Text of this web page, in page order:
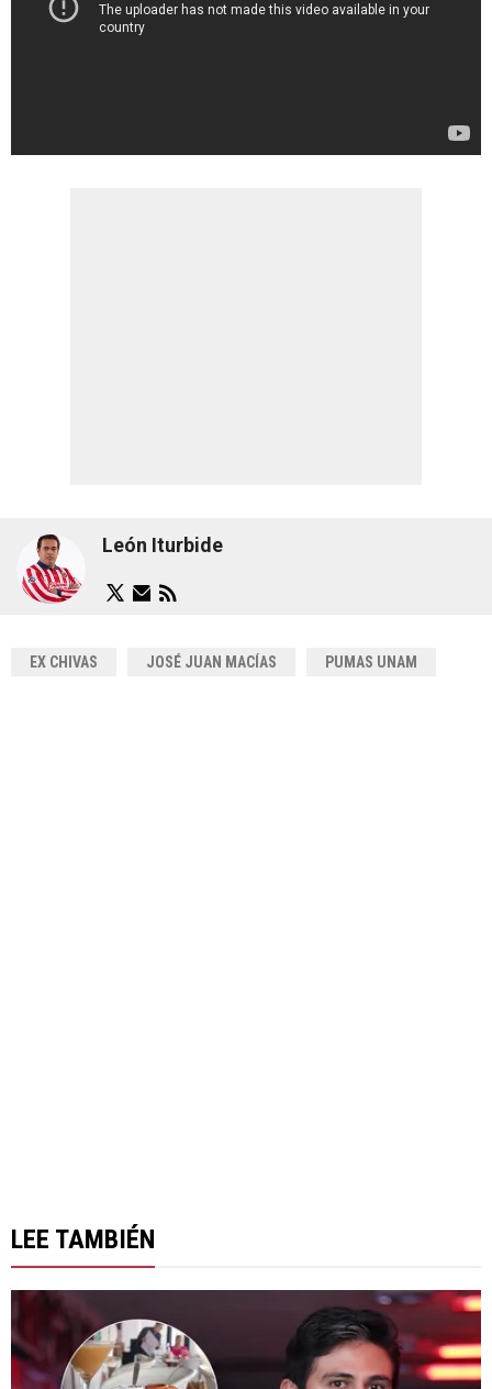
León Iturbide
EX CHIVAS JOSÉ JUAN MACÍAS PUMAS UNAM
LEE TAMBIÉN